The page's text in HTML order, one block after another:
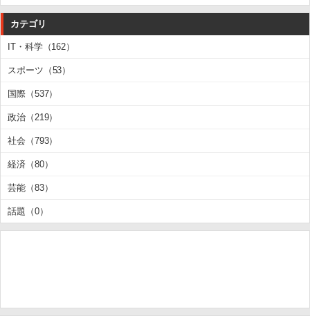
カテゴリ
IT・科学（162）
スポーツ（53）
国際（537）
政治（219）
社会（793）
経済（80）
芸能（83）
話題（0）